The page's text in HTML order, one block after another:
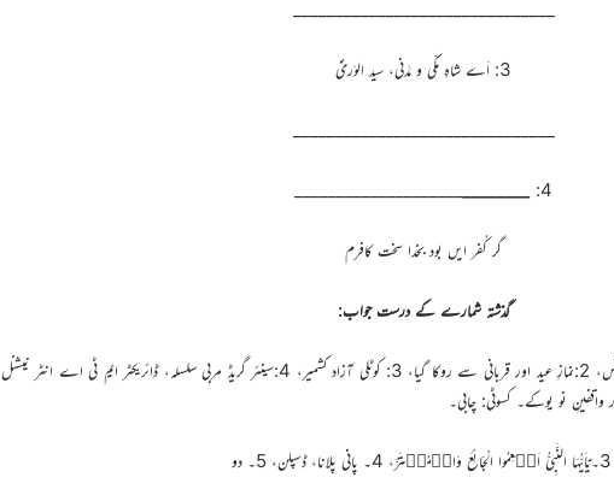
3: اَے شاہِ مکّی و مَدَنی، سید الوَریٰؐ
4:
گر کُفر ایں بود بخدا سخت کافرم
گذشتہ شمارے کے درست جواب:
دینی معلومات: 1: کونگو کنشاسا،برکینافاسو، فرانس، 2:نمازِ عید اور قربانی سے روکا گیا، 3: کوٹلی آزاد کشمیر، 4:سینئر گریڈ مربی سلسلہ، ڈائریکٹر ایم ٹی اے انٹر نیشنل